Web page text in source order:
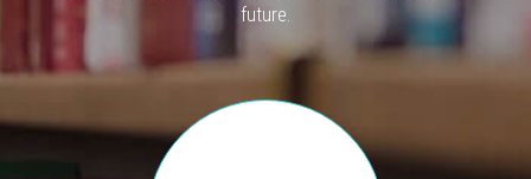
future.